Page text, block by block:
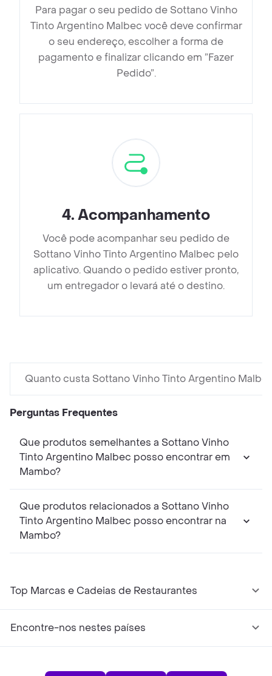
Para pagar o seu pedido de Sottano Vinho
Tinto Argentino Malbec você deve confirmar
o seu endereço, escolher a forma de
pagamento e finalizar clicando em ”Fazer
Pedido”.
4.Acompanhamento
Você pode acompanhar seu pedido de
Sottano Vinho Tinto Argentino Malbec pelo
aplicativo. Quando o pedido estiver pronto,
um entregador o levará até o destino.
Quanto custa Sottano Vinho Tinto Argentino
Perguntas Frequentes
Que produtos semelhantes a Sottano Vinho
Tinto Argentino Malbec posso encontrar em
Mambo?
Que produtos relacionados a Sottano Vinho
Tinto Argentino Malbec posso encontrar na
Mambo?
Top Marcas e Cadeias de Restaurantes
Encontre-nos nestes países